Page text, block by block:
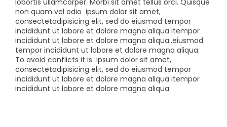
non quam vel odio ipsum dolor sit amet,
consectetadipisicing elit, sed do eiusmod tempor
incididunt ut labore et dolore magna aliqua itempor
incididunt ut labore et dolore magna aliqua..eiusmod
tempor incididunt ut labore et dolore magna aliqua.
To avoid conflicts it is ipsum dolor sit amet,
consectetadipisicing elit, sed do eiusmod tempor
incididunt ut labore et dolore magna aliqua itempor
incididunt ut labore et dolore magna aliqua.